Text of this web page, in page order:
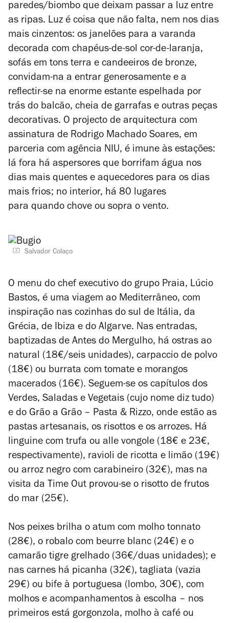
paredes/biombo que deixam passar a luz entre
as ripas. Luz é coisa que não falta, nem nos dias
mais cinzentos: os janelões para a varanda
decorada com chapéus-de-sol cor-de-laranja,
sofás em tons terra e candeeiros de bronze,
convidam-na a entrar generosamente e a
reflectir-se na enorme estante espelhada por
trás do balcão, cheia de garrafas e outras peças
decorativas. O projecto de arquitectura com
assinatura de Rodrigo Machado Soares, em
parceria com agência NIU, é imune às estações:
lá fora há aspersores que borrifam água nos
dias mais quentes e aquecedores para os dias
mais frios; no interior, há 80 lugares
para quando chove ou sopra o vento.
Salvador Colaço
O menu do chef executivo do grupo Praia, Lúcio
Bastos, é uma viagem ao Mediterrâneo, com
inspiração nas cozinhas do sul de Itália, da
Grécia, de Ibiza e do Algarve. Nas entradas,
baptizadas de Antes do Mergulho, há ostras ao
natural (18€/seis unidades), carpaccio de polvo
(18€) ou burrata com tomate e morangos
macerados (16€). Seguem-se os capítulos dos
Verdes, Saladas e Vegetais (cujo nome diz tudo)
e do Grão a Grão – Pasta & Rizzo, onde estão as
pastas artesanais, os risottos e os arrozes. Há
linguine com trufa ou alle vongole (18€ e 23€,
respectivamente), ravioli de ricotta e limão (19€)
ou arroz negro com carabineiro (32€), mas na
visita da Time Out provou-se o risotto de frutos
do mar (25€).
Nos peixes brilha o atum com molho tonnato
(28€), o robalo com beurre blanc (24€) e o
camarão tigre grelhado (36€/duas unidades); e
nas carnes há picanha (32€), tagliata (vazia
29€) ou bife à portuguesa (lombo, 30€), com
molhos e acompanhamentos à escolha – nos
primeiros está gorgonzola, molho à café ou